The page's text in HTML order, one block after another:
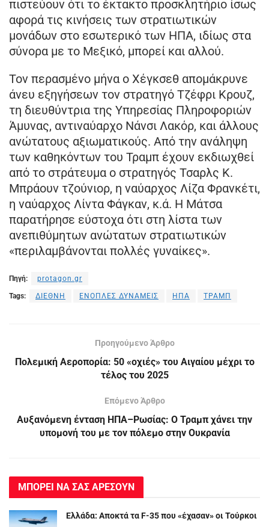
πιστεύουν ότι το έκτακτο προσκλητήριο ίσως
αφορά τις κινήσεις των στρατιωτικών
μονάδων στο εσωτερικό των ΗΠΑ, ιδίως στα
σύνορα με το Μεξικό, μπορεί και αλλού.
Τον περασμένο μήνα ο Χέγκσεθ απομάκρυνε
άνευ εξηγήσεων τον στρατηγό Τζέφρι Κρουζ,
τη διευθύντρια της Υπηρεσίας Πληροφοριών
Άμυνας, αντιναύαρχο Νάνσι Λακόρ, και άλλους
ανώτατους αξιωματικούς. Από την ανάληψη
των καθηκόντων του Τραμπ έχουν εκδιωχθεί
από το στράτευμα ο στρατηγός Τσαρλς Κ.
Μπράουν τζούνιορ, η ναύαρχος Λίζα Φρανκέτι,
η ναύαρχος Λίντα Φάγκαν, κ.ά. Η Μάτσα
παρατήρησε εύστοχα ότι στη λίστα των
ανεπιθύμητων ανώτατων στρατιωτικών
«περιλαμβάνονται πολλές γυναίκες».
Πηγή: protagon.gr
Tags: ΔΙΕΘΝΗ ΕΝΟΠΛΕΣ ΔΥΝΑΜΕΙΣ ΗΠΑ ΤΡΑΜΠ
Προηγούμενο Άρθρο
Πολεμική Αεροπορία: 50 «οχιές» του Αιγαίου μέχρι το
τέλος του 2025
Επόμενο Άρθρο
Αυξανόμενη ένταση ΗΠΑ–Ρωσίας: Ο Τραμπ χάνει την
υπομονή του με τον πόλεμο στην Ουκρανία
ΜΠΟΡΕΙ ΝΑ ΣΑΣ ΑΡΕΣΟΥΝ
Ελλάδα: Αποκτά τα F-35 που «έχασαν» οι Τούρκοι